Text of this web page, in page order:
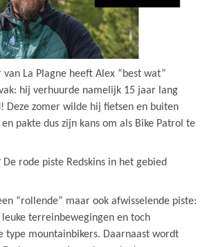
La Plagne heeft Alex “best wat”
hij verhuurde namelijk 15 jaar lang
Deze zomer wilde hij fietsen en buiten
pakte dus zijn kans om als Bike Patrol te
De rode piste Redskins in het gebied
“rollende” maar ook afwisselende piste:
terreinbewegingen en toch
type mountainbikers. Daarnaast wordt